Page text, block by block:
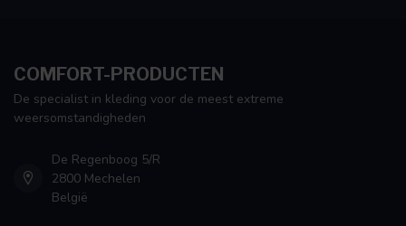
COMFORT-PRODUCTEN
De specialist in kleding voor de meest extreme
weersomstandigheden
De Regenboog 5/R
2800 Mechelen
België